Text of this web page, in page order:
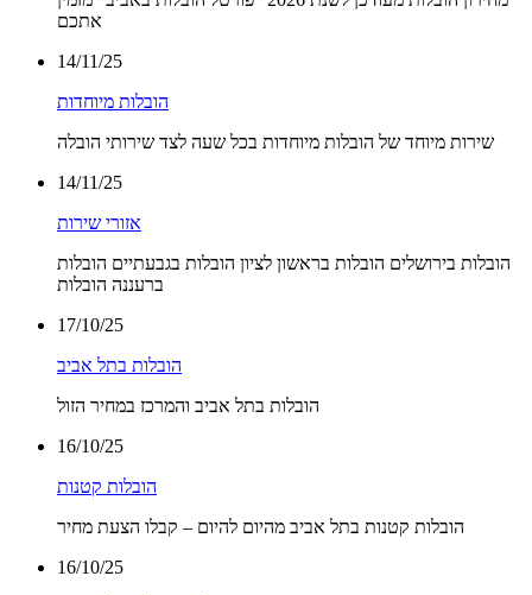
אתכם
14/11/25
הובלות מיוחדות
שירות מיוחד של הובלות מיוחדות בכל שעה לצד שירותי הובלה
14/11/25
אזורי שירות
הובלות בירושלים הובלות בראשון לציון הובלות בגבעתיים הובלות
ברעננה הובלות
17/10/25
הובלות בתל אביב
הובלות בתל אביב והמרכז במחיר הזול
16/10/25
הובלות קטנות
הובלות קטנות בתל אביב מהיום להיום – קבלו הצעת מחיר
16/10/25